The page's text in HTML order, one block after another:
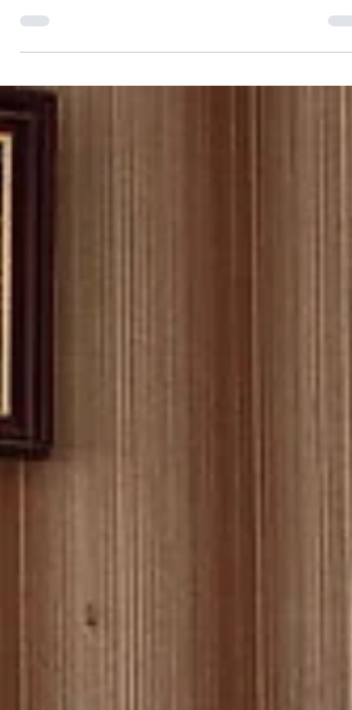
El próximo sábado 2 de octubre a las 10:30
de la mañana estaremos participando en la
"Fira...